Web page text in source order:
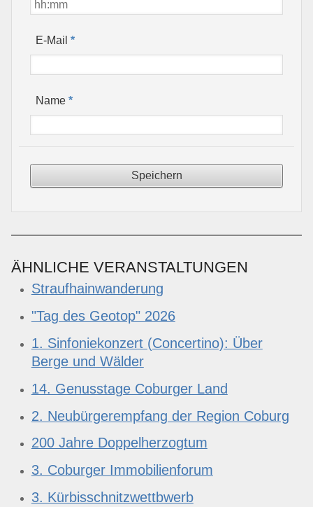
E-Mail*
Name*
ÄHNLICHE VERANSTALTUNGEN
Straufhainwanderung
"Tag des Geotop" 2026
1. Sinfoniekonzert (Concertino): Über
Berge und Wälder
14. Genusstage Coburger Land
2. Neubürgerempfang der Region Coburg
200 Jahre Doppelherzogtum
3. Coburger Immobilienforum
3. Kürbisschnitzwettbwerb